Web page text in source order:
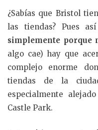
¿Sabías que Bristol
las tiendas? Pues
simplemente porque
algo cae) hay que
complejo enorme
tiendas de la
especialmente
Castle Park.